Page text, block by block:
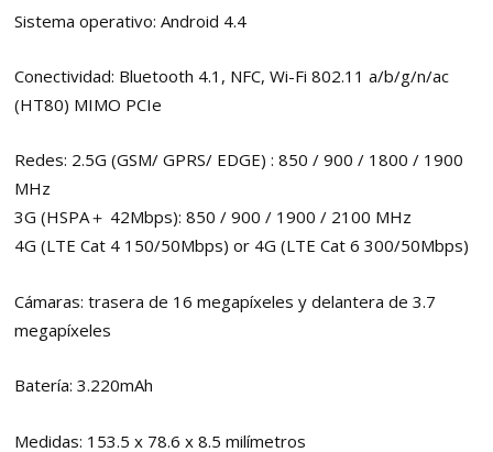
Sistema operativo: Android 4.4
Conectividad: Bluetooth 4.1, NFC, Wi-Fi 802.11 a/b/g/n/ac
(HT80) MIMO PCIe
Redes: 2.5G (GSM/ GPRS/ EDGE) : 850 / 900 / 1800 / 1900
MHz
3G (HSPA＋ 42Mbps): 850 / 900 / 1900 / 2100 MHz
4G (LTE Cat 4 150/50Mbps) or 4G (LTE Cat 6 300/50Mbps)
Cámaras: trasera de 16 megapíxeles y delantera de 3.7
megapíxeles
Batería: 3.220mAh
Medidas: 153.5 x 78.6 x 8.5 milímetros